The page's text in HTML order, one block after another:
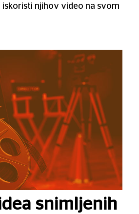
iskoristi njihov video na svom
snimljenih